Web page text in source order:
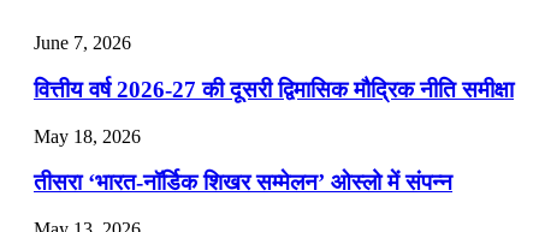
July 25, 2026
📝 डेली करेंट अफेयर्स: 22-24 जुलाई 2026
July 22, 2026
📝 डेली करेंट अफेयर्स: 19-21 जुलाई 2026
July 19, 2026
June 7, 2026
वित्तीय वर्ष 2026-27 की दूसरी द्विमासिक मौद्रिक नीति समीक्षा
May 18, 2026
तीसरा ‘भारत-नॉर्डिक शिखर सम्मेलन’ ओस्लो में संपन्न